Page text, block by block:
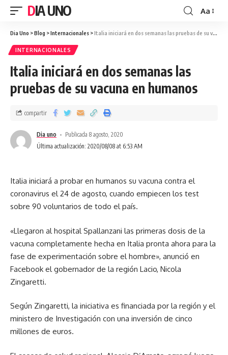
DIA UNO Aa
Dia Uno >Blog >Internacionales >Italia iniciará en dos semanas las pruebas de su vacuna en humanos
INTERNACIONALES
Italia iniciará en dos semanas las
pruebas de su vacuna en humanos
Última actualización: 2020/08/08 at 6:53 AM
Dia uno Publicada 8 agosto, 2020
compartir
Italia iniciará a probar en humanos su vacuna contra el
coronavirus el 24 de agosto, cuando empiecen los test
sobre 90 voluntarios de todo el país.
«Llegaron al hospital Spallanzani las primeras dosis de la
vacuna completamente hecha en Italia pronta ahora para la
fase de experimentación sobre el hombre», anunció en
Facebook el gobernador de la región Lacio, Nicola
Zingaretti.
Según Zingaretti, la iniciativa es financiada por la región y el
ministero de Investigación con una inversión de cinco
millones de euros.